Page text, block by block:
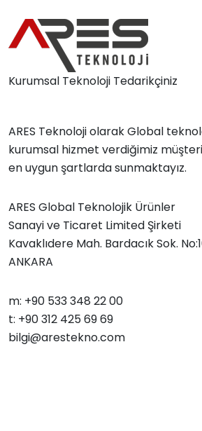
Kurumsal Teknoloji Tedarikçiniz
ARES Teknoloji olarak Global
kurumsal hizmet verdiğimiz
en uygun şartlarda sunmaktayız.
ARES Global Teknolojik Ürünler
Sanayi ve Ticaret Limited Şirketi
Kavaklıdere Mah. Bardacık Sok.
ANKARA
m: +90 533 348 22 00
t: +90 312 425 69 69
bilgi@arestekno.com